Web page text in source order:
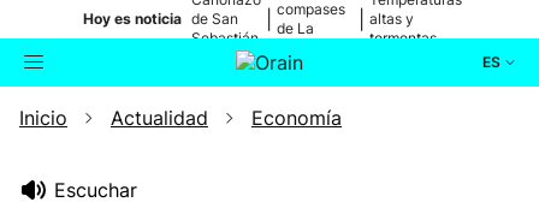
Hoy es noticia de San
Sebastián
compases
de La
altas y
tormentas
ES
Buscador Actualidad
Inicio Actualidad Economía
Escuchar